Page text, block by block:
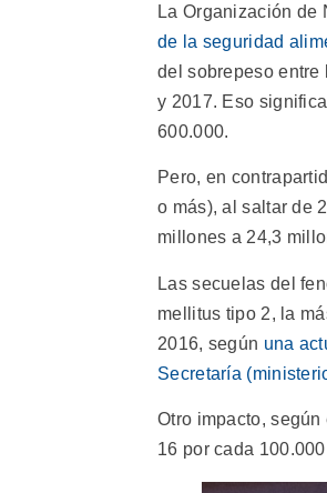
La Organización de
de la seguridad
del sobrepeso entre
y 2017. Eso
600.000.
Pero, en
o más), al saltar de
millones a 24,3
Las secuelas del
mellitus tipo 2, la
2016, según una
Secretaría
Otro impacto,
16 por cada